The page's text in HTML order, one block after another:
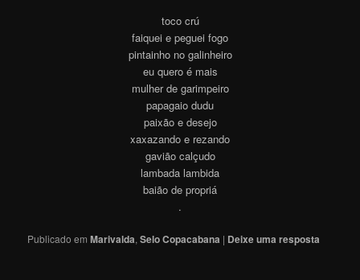
toco crú
faiquei e peguei fogo
pintainho no galinheiro
eu quero é mais
mulher de garimpeiro
papagaio dudu
paixão e desejo
xaxazando e rezando
gavião calçudo
lambada lambida
baião de propriá
.
Publicado em Marivalda,Selo Copacabana | Deixe uma resposta